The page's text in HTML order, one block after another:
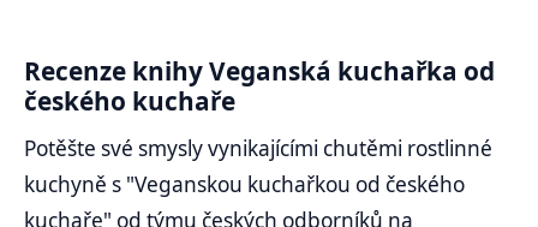
Recenze knihy Veganská kuchařka od
českého kuchaře
Potěšte své smysly vynikajícími chutěmi rostlinné
kuchyně s "Veganskou kuchařkou od českého
kuchaře" od týmu českých odborníků na